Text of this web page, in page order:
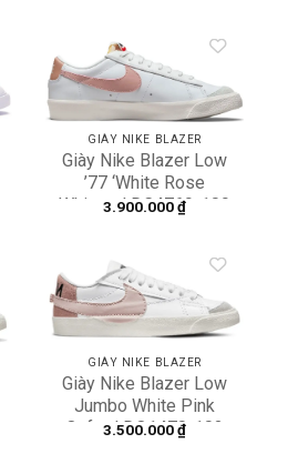
Add to
wishlist
GIÀY NIKE BLAZER
Giày Nike Blazer Low
’77 ‘White Rose
Whisper’ DC4769-109
3.900.000₫
Add to
wishlist
GIÀY NIKE BLAZER
Giày Nike Blazer Low
Jumbo White Pink
Oxford DQ1470-102
3.500.000₫